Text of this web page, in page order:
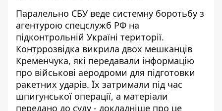
Паралельно СБУ веде системну боротьбу з
агентурою спецслужб РФ на
підконтрольній Україні території.
Контррозвідка викрила двох мешканців
Кременчука, які передавали інформацію
про військові аеродроми для підготовки
ракетних ударів. Їх затримали під час
шпигунської операції, а матеріали
передано до суду - докладніше про це